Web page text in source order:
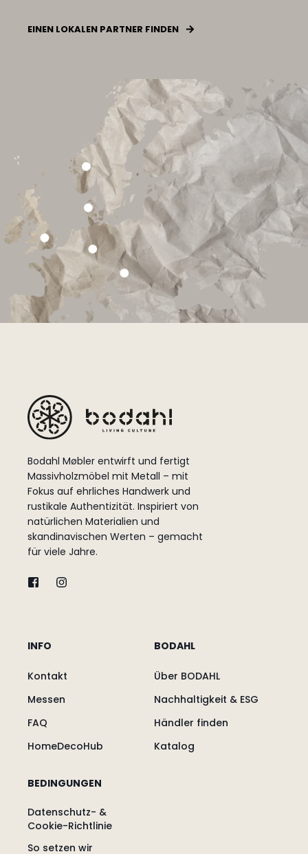
EINEN LOKALEN PARTNER FINDEN
Bodahl Møbler entwirft und fertigt
Massivholzmöbel mit Metall – mit
Fokus auf ehrliches Handwerk und
rustikale Authentizität. Inspiriert von
natürlichen Materialien und
skandinavischen Werten – gemacht
für viele Jahre.
INFO
Kontakt
Messen
FAQ
HomeDecoHub
BODAHL
Über BODAHL
Nachhaltigkeit & ESG
Händler finden
Katalog
BEDINGUNGEN
Datenschutz- &
Cookie-Richtlinie
So setzen wir